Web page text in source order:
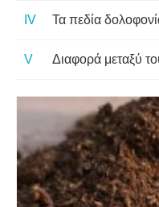
Τα πεδία
Διαφορά μεταξύ